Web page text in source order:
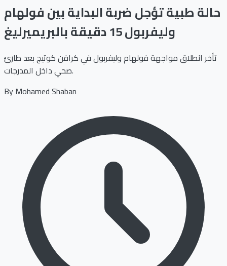
حالة طبية تؤجل ضربة البداية بين فولهام
وليفربول 15 دقيقة بالبريميرليغ
تأخر انطلاق مواجهة فولهام وليفربول في كرافن كوتيج بعد طارئ
صحي داخل المدرجات.
ByMohamed Shaban